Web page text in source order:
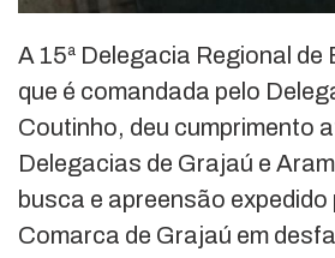
A 15ª Delegacia Regional de
que é comandada pelo
Coutinho, deu cumprimento
Delegacias de Grajaú e
busca e apreensão expedido
Comarca de Grajaú em